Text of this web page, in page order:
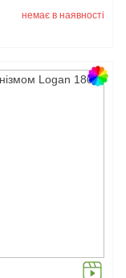
немає в наявності